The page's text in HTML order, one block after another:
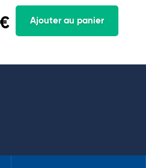
€ Ajouter au panier